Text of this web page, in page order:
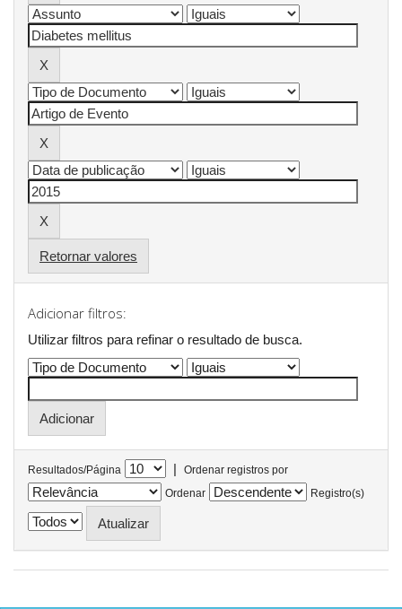
Retornar valores
Adicionar filtros:
Utilizar filtros para refinar o resultado de busca.
Resultados/Página |
Ordenar registros por
Ordenar
Registro(s)